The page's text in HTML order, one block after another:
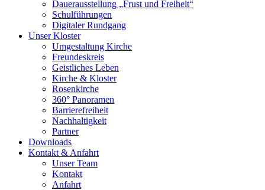
Dauerausstellung „Frust und Freiheit“
Schulführungen
Digitaler Rundgang
Unser Kloster
Umgestaltung Kirche
Freundeskreis
Geistliches Leben
Kirche & Kloster
Rosenkirche
360° Panoramen
Barrierefreiheit
Nachhaltigkeit
Partner
Downloads
Kontakt & Anfahrt
Unser Team
Kontakt
Anfahrt